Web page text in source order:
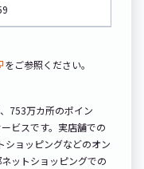
をご参照ください。
753万カ所のポイン
ビスです。実店舗での
ショッピングなどのオン
ットショッピングでの